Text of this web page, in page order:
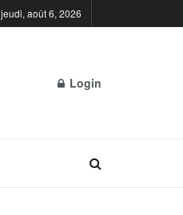
jeudi, août 6, 2026
Login